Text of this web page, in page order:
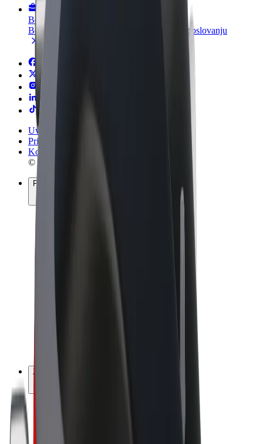
Bolt for Business
Bolt proizvodi i usluge prilagođeni tvojem poslovanju
Uvjeti i odredbe
Privatnost
Kolačići
© 2026 Bolt Technology OÜ
Proizvodi
Električni bicikli
Bolt Plus
Zarađuj uz Bolt
Zarada vozača